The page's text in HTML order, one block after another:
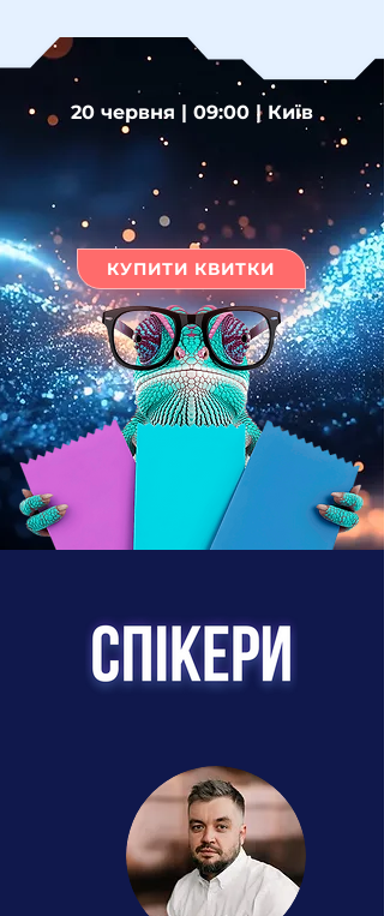
20 червня | 09:00 | Київ
КУПИТИ КВИТКИ